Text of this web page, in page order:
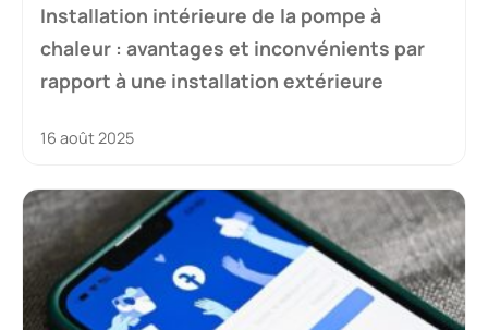
Installation intérieure de la pompe à
chaleur : avantages et inconvénients par
rapport à une installation extérieure
16 août 2025